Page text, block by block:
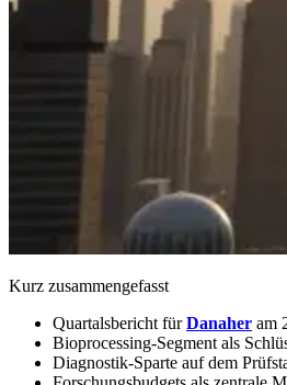
Kurz zusammengefasst
Quartalsbericht fürDanaher am
Bioprocessing-Segment als
Diagnostik-Sparte auf dem